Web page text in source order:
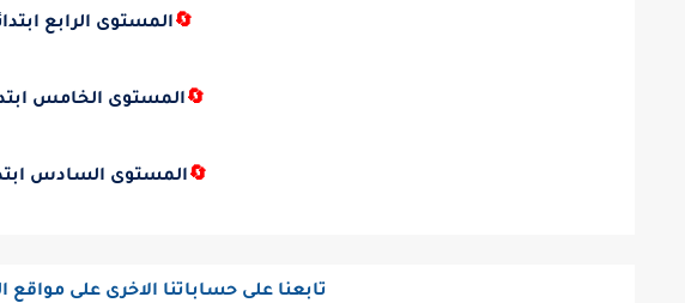
🔄المستوى الرابع
🔄المستوى الخامس
🔄المستوى السادس
تابعنا على حساباتنا الاخرى على مواقع